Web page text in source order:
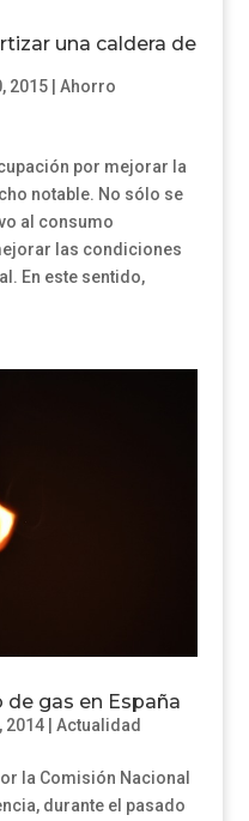
una caldera de
2015| Ahorro
por mejorar la
notable. No sólo se
al consumo
las condiciones
En este sentido,
gas en España
2014| Actualidad
la Comisión Nacional
durante el pasado